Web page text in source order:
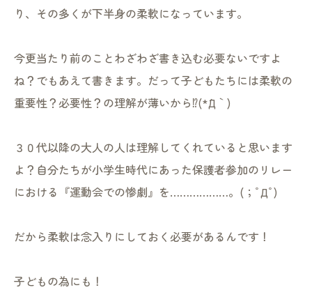
り、その多くが下半身の柔軟になっています。
今更当たり前のことわざわざ書き込む必要ないですよ
ね？でもあえて書きます。だって子どもたちには柔軟の
重要性？必要性？の理解が薄いから⁉(*´Д｀)
３０代以降の大人の人は理解してくれていると思います
よ？自分たちが小学生時代にあった保護者参加のリレー
における『運動会での惨劇』を………………。(；ﾟДﾟ)
だから柔軟は念入りにしておく必要があるんです！
子どもの為にも！